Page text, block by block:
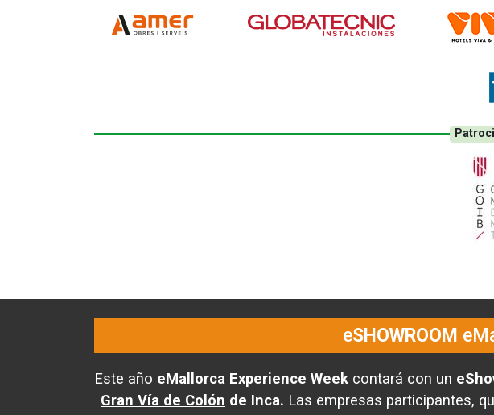
eSHOWROOM
Este año eMallorca Experience Week contará con un
Gran Vía de Colón de Inca. Las empresas participantes,